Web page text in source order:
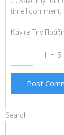
time I comment.
Κάντε Την
− 1 = 5
Search